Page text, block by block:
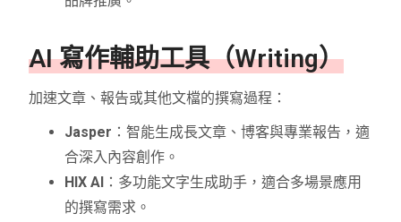
AI 寫作輔助工具（Writing）
加速文章、報告或其他文檔的撰寫過程：
Jasper ：智能生成長文章、博客與專業報告，適
合深入內容創作。
HIX AI ：多功能文字生成助手，適合多場景應用
的撰寫需求。